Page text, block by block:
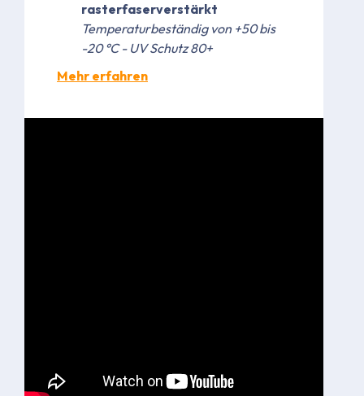
rasterfaserverstärkt
Temperaturbeständig von +50 bis
-20 °C - UV Schutz 80+
Mehr erfahren